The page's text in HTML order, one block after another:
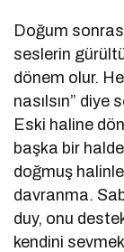
Doğum
seslerin
dönem olur.
nasılsın” diye
Eski haline
başka bir
doğmuş
davranma.
duy, onu
kendini